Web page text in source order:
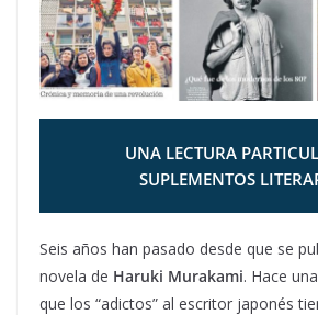
UNA LECTURA
SUPLEMENTOS
Seis años han pasado desde que se
novela de Haruki Murakami. Hace
que los “adictos” al escritor japonés